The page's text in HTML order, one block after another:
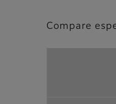
Compare